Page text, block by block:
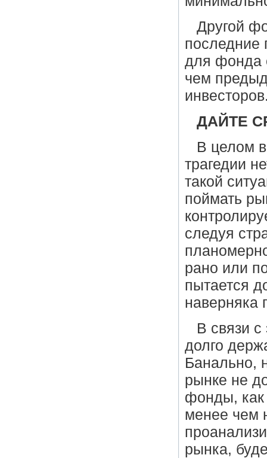
Другой
последние
для фонда
чем
ДАЙТЕ
В целом
трагедии
такой
поймать
следуя
рано или
пытается
наверняка
В связи с
долго
Банально,
рынке не
фонды,
менее чем
рынка,